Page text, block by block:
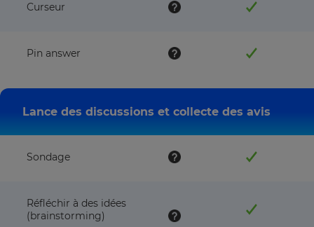
Curseur
Pin answer
Lance des discussions et collecte des avis
Sondage
Réfléchir à des idées
(brainstorming)